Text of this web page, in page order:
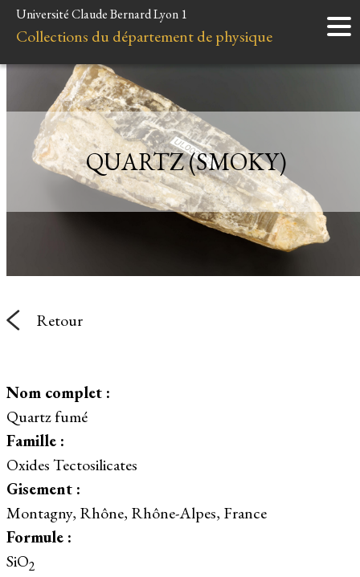
Accueil
Instruments
Minéraux
Liens et ressources
Université Claude Bernard Lyon 1
Collections du département de physique
QUARTZ (SMOKY)
Retour
Nom complet :
Quartz fumé
Famille :
Oxides Tectosilicates
Gisement :
Montagny, Rhône, Rhône-Alpes, France
Formule :
SiO2